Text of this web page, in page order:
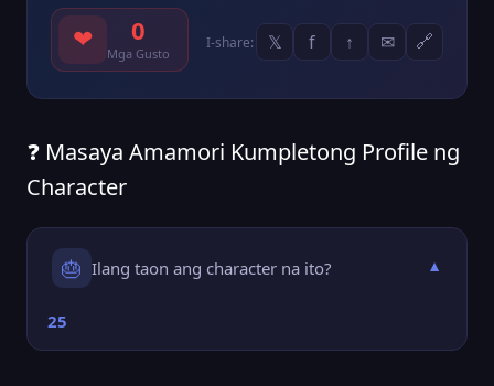
❤ 0
Mga Gusto
I-share: 𝕏 f ↑ ✉ 🔗
❓ Masaya Amamori Kumpletong Profile ng
Character
🎂 Ilang taon ang character na ito? ▼
25